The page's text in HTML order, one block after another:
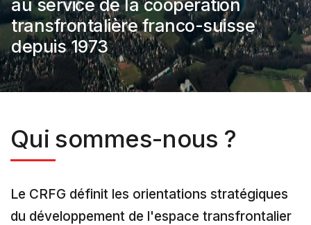
au service de la coopération
transfrontalière franco-suisse
depuis 1973
Qui sommes-nous ?
Le CRFG définit les orientations stratégiques
du développement de l'espace transfrontalier